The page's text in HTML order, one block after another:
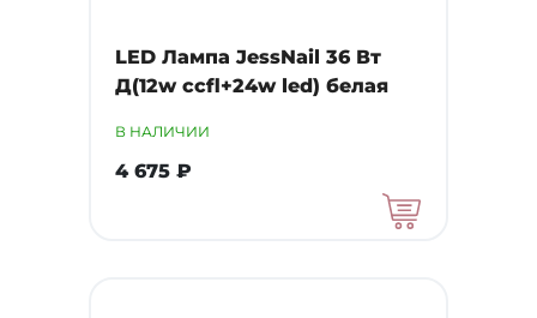
LED Лампа JessNail 36 Вт
Д(12w ccfl+24w led) белая
В НАЛИЧИИ
4 675 ₽